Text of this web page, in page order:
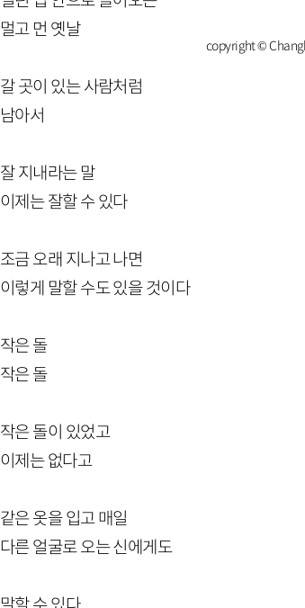
멀고 먼 옛날
갈 곳이 있는 사람처럼
남아서
잘 지내라는 말
이제는 잘할 수 있다
조금 오래 지나고 나면
이렇게 말할 수도 있을 것이다
작은 돌
작은 돌
작은 돌이 있었고
이제는 없다고
같은 옷을 입고 매일
다른 얼굴로 오는 신에게도
copyright ©